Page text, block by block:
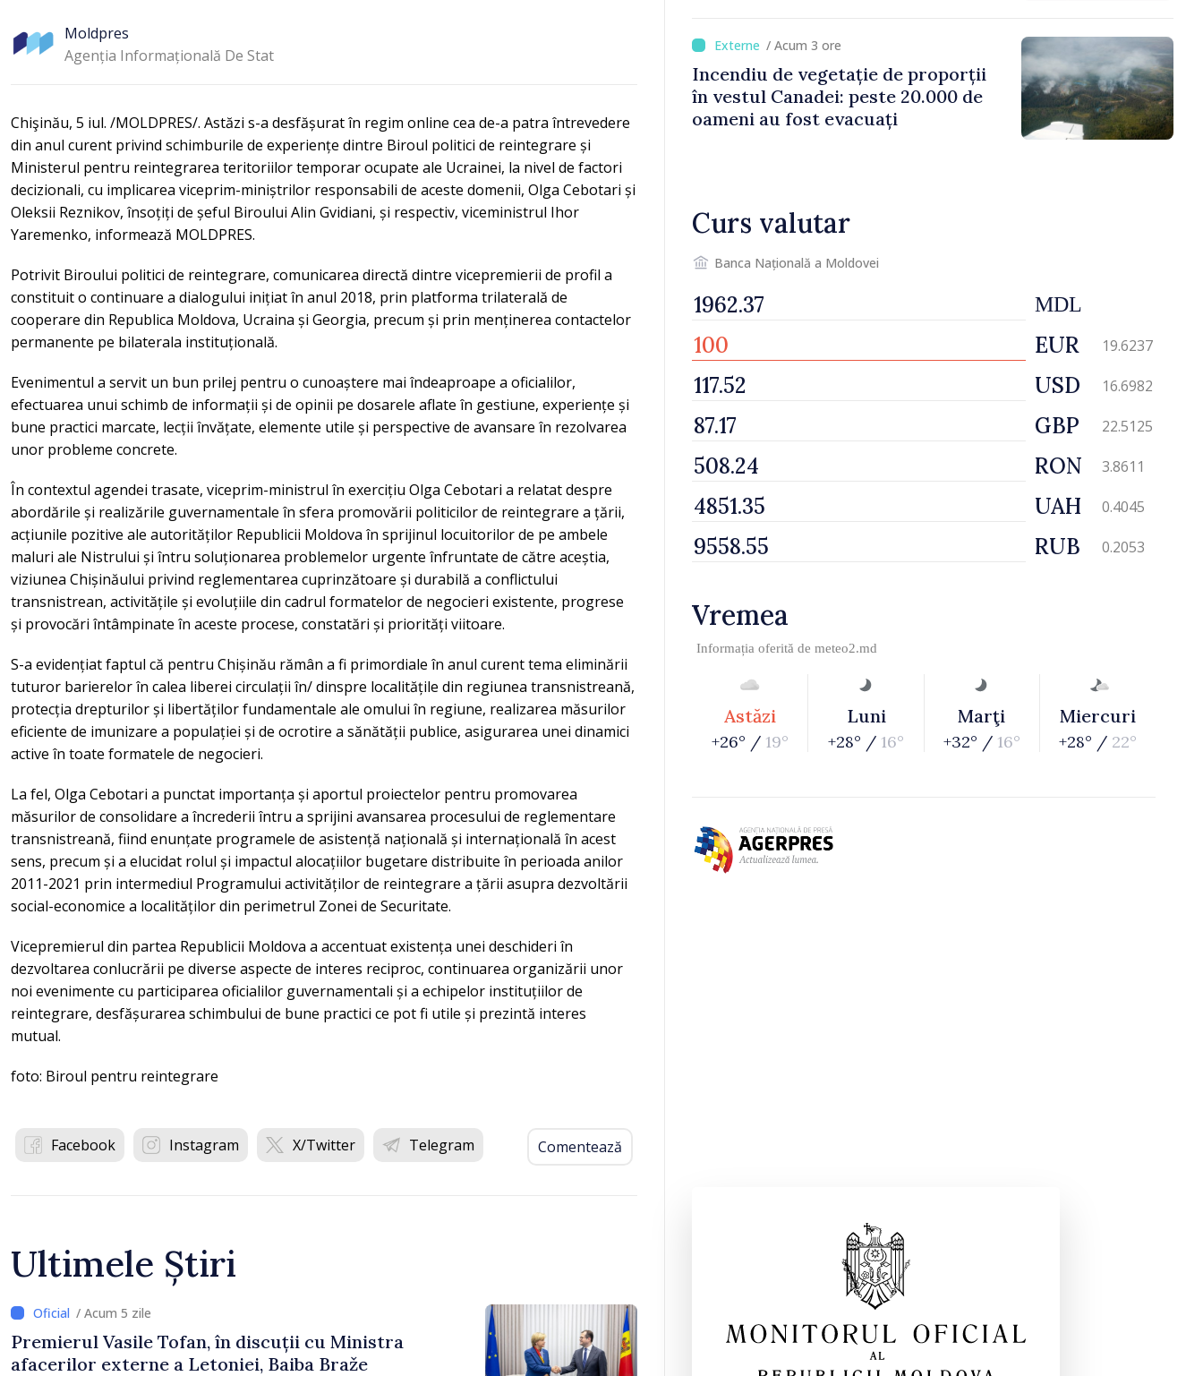
Moldpres
Agenția Informațională De Stat
Chişinău, 5 iul. /MOLDPRES/. Astăzi s-a desfășurat în regim online cea de-a patra întrevedere
din anul curent privind schimburile de experiențe dintre Biroul politici de reintegrare și
Ministerul pentru reintegrarea teritoriilor temporar ocupate ale Ucrainei, la nivel de factori
decizionali, cu implicarea viceprim-miniștrilor responsabili de aceste domenii, Olga Cebotari și
Oleksii Reznikov, însoțiți de șeful Biroului Alin Gvidiani, și respectiv, viceministrul Ihor
Yaremenko, informează MOLDPRES.
Potrivit Biroului politici de reintegrare, comunicarea directă dintre vicepremierii de profil a
constituit o continuare a dialogului inițiat în anul 2018, prin platforma trilaterală de
cooperare din Republica Moldova, Ucraina și Georgia, precum și prin menținerea contactelor
permanente pe bilaterala instituțională.
Evenimentul a servit un bun prilej pentru o cunoaștere mai îndeaproape a oficialilor,
efectuarea unui schimb de informații și de opinii pe dosarele aflate în gestiune, experiențe și
bune practici marcate, lecții învățate, elemente utile și perspective de avansare în rezolvarea
unor probleme concrete.
În contextul agendei trasate, viceprim-ministrul în exercițiu Olga Cebotari a relatat despre
abordările și realizările guvernamentale în sfera promovării politicilor de reintegrare a țării,
acțiunile pozitive ale autorităților Republicii Moldova în sprijinul locuitorilor de pe ambele
maluri ale Nistrului și întru soluționarea problemelor urgente înfruntate de către aceștia,
viziunea Chișinăului privind reglementarea cuprinzătoare și durabilă a conflictului
transnistrean, activitățile și evoluțiile din cadrul formatelor de negocieri existente, progrese
și provocări întâmpinate în aceste procese, constatări și priorități viitoare.
S-a evidențiat faptul că pentru Chișinău rămân a fi primordiale în anul curent tema eliminării
tuturor barierelor în calea liberei circulații în/ dinspre localitățile din regiunea transnistreană,
protecția drepturilor și libertăților fundamentale ale omului în regiune, realizarea măsurilor
eficiente de imunizare a populației și de ocrotire a sănătății publice, asigurarea unei dinamici
active în toate formatele de negocieri.
La fel, Olga Cebotari a punctat importanța și aportul proiectelor pentru promovarea
măsurilor de consolidare a încrederii întru a sprijini avansarea procesului de reglementare
transnistreană, fiind enunțate programele de asistență națională și internațională în acest
sens, precum și a elucidat rolul și impactul alocațiilor bugetare distribuite în perioada anilor
2011-2021 prin intermediul Programului activităților de reintegrare a țării asupra dezvoltării
social-economice a localităților din perimetrul Zonei de Securitate.
Vicepremierul din partea Republicii Moldova a accentuat existența unei deschideri în
dezvoltarea conlucrării pe diverse aspecte de interes reciproc, continuarea organizării unor
noi evenimente cu participarea oficialilor guvernamentali și a echipelor instituțiilor de
reintegrare, desfășurarea schimbului de bune practici ce pot fi utile și prezintă interes
mutual.
foto: Biroul pentru reintegrare
Facebook Instagram X/Twitter Telegram Comentează
Ultimele Știri
/ Acum 5 zile
Premierul Vasile Tofan, în discuții cu Ministra
afacerilor externe a Letoniei, Baiba Braže
/ Acum 3 ore
Incendiu de vegetație de proporții
în vestul Canadei: peste 20.000 de
oameni au fost evacuați
Curs valutar
Banca Națională a Moldovei
MDL
EUR 19.6237
USD 16.6982
GBP 22.5125
RON 3.8611
UAH 0.4045
RUB 0.2053
Vremea
Informația oferită de meteo2.md
Astăzi
+26° / 19°
Luni
+28° / 16°
Marţi
+32° / 16°
Miercuri
+28° / 22°